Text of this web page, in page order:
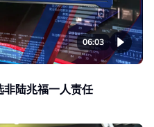
06:03
陆兆福一人责任